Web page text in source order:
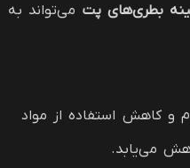
بطری‌های پت می‌تواند به
و کاهش استفاده از مواد
می‌یابد.